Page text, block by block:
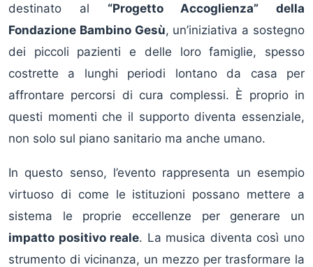
destinato al “Progetto Accoglienza” della
Fondazione Bambino Gesù, un’iniziativa a sostegno
dei piccoli pazienti e delle loro famiglie, spesso
costrette a lunghi periodi lontano da casa per
affrontare percorsi di cura complessi. È proprio in
questi momenti che il supporto diventa essenziale,
non solo sul piano sanitario ma anche umano.
In questo senso, l’evento rappresenta un esempio
virtuoso di come le istituzioni possano mettere a
sistema le proprie eccellenze per generare un
impatto positivo reale. La musica diventa così uno
strumento di vicinanza, un mezzo per trasformare la